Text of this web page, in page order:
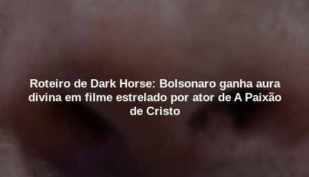
Roteiro de Dark Horse: Bolsonaro ganha aura
divina em filme estrelado por ator de A Paixão
de Cristo